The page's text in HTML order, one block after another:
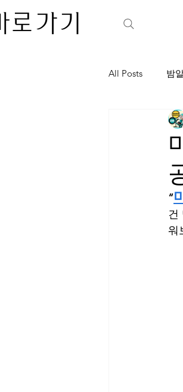
가기
All Posts 밤
학원아르바
“
건
워